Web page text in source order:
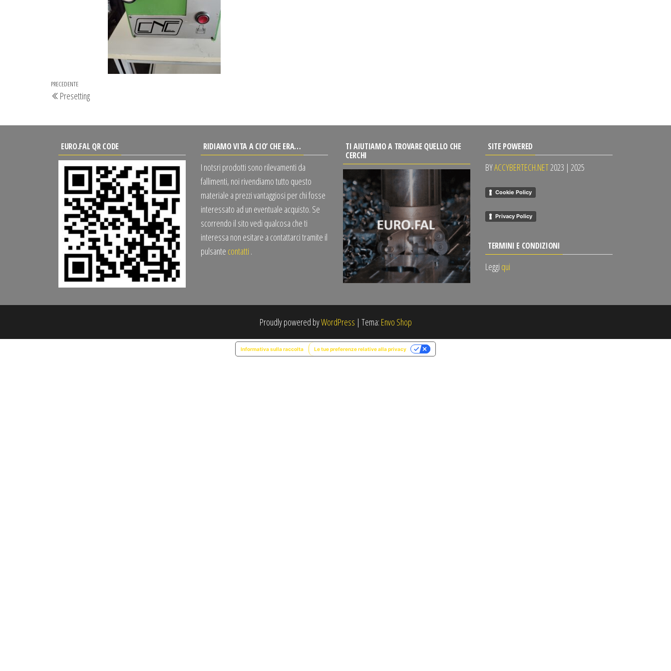
Navigazione
articoli
Articolo
precedente
PRECEDENTE
Presetting
EURO.FAL QR CODE RIDIAMO VITA A CIO’ CHE ERA…
I notsri prodotti sono rilevamenti da
fallimenti, noi rivendiamo tutto questo
materiale a prezzi vantaggiosi per chi fosse
interessato ad un eventuale acquisto. Se
scorrendo il sito vedi qualcosa che ti
interessa non esitare a contattarci tramite il
pulsante contatti .
TI AIUTIAMO A TROVARE QUELLO CHE
CERCHI
SITE POWERED
BYACCYBERTECH.NET2023 | 2025
Cookie Policy
Privacy Policy
TERMINI E CONDIZIONI
Leggi qui
Proudly powered byWordPress | Tema: Envo Shop
Informativa sulla raccolta Le tue preferenze relative alla privacy